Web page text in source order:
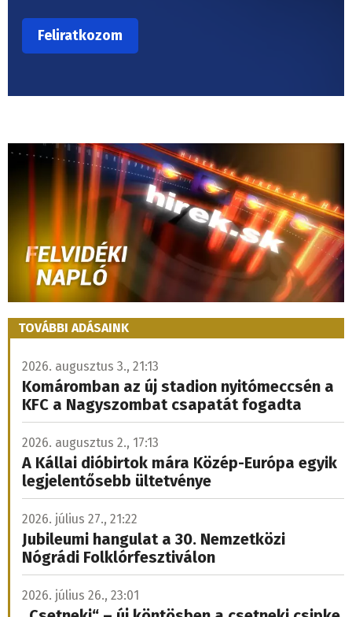
TOVÁBBI ADÁSAINK
2026. augusztus 3., 21:13
Komáromban az új stadion nyitómeccsén a
KFC a Nagyszombat csapatát fogadta
2026. augusztus 2., 17:13
A Kállai dióbirtok mára Közép-Európa egyik
legjelentősebb ültetvénye
2026. július 27., 21:22
Jubileumi hangulat a 30. Nemzetközi
Nógrádi Folklórfesztiválon
2026. július 26., 23:01